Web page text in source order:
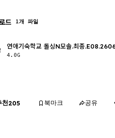
드 1개 파일
연애기숙학교 돌싱N모솔.최종
4.0G
천205 북마크 공유